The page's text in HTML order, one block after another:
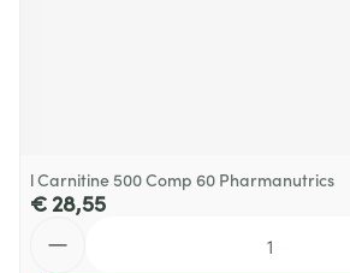
l Carnitine 500 Comp 60 Pharmanutrics
€ 28,55